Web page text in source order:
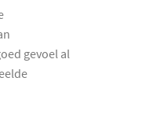
gevoel al